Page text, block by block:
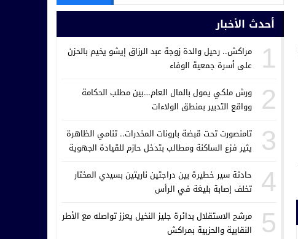
أحدث الأخبار
1
مراكش.. رحيل والدة زوجة عبد الرزاق إيشو يخيم بالحزن
على أسرة جمعية الوفاء
2
ورش ملكي يمول بالمال العام…بين مطلب الحكامة
وواقع التدبير بمنطق الولاءات
3
تامنصورت تحت قبضة بارونات المخدرات.. تنامي الظاهرة
يثير فزع الساكنة ومطالب بتدخل حازم للقيادة الجهوية
4
حادثة سير خطيرة بين دراجتين ناريتين بسيدي المختار
تخلف إصابة بليغة في الرأس
5
مرشح الاستقلال بدائرة جليز النخيل يعزز تواصله مع الأطر
النقابية والحزبية بمراكش